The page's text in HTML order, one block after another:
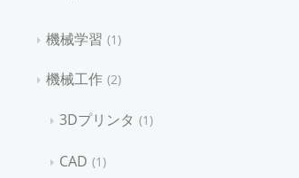
機械学習 1
機械工作 2
3Dプリンタ 1
CAD 1